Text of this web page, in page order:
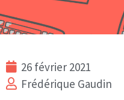
26 février 2021
Frédérique Gaudin